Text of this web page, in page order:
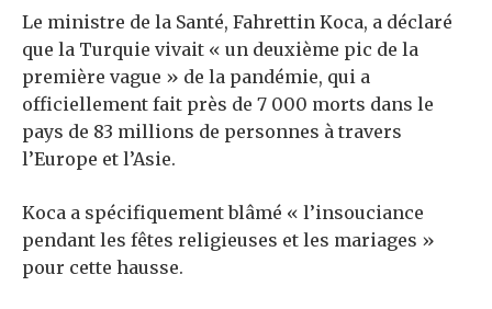
Le ministre de la Santé, Fahrettin Koca, a déclaré
que la Turquie vivait « un deuxième pic de la
première vague » de la pandémie, qui a
officiellement fait près de 7 000 morts dans le
pays de 83 millions de personnes à travers
l’Europe et l’Asie.
Koca a spécifiquement blâmé « l’insouciance
pendant les fêtes religieuses et les mariages »
pour cette hausse.